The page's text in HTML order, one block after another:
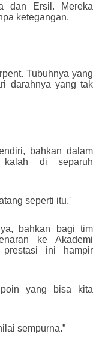
dan Ersil. Mereka
ketegangan.
Tubuhnya yang
darahnya yang tak
bahkan dalam
kalah di separuh
seperti itu.'
bahkan bagi tim
ke Akademi
ini hampir
poin yang bisa kita
sempurna.”